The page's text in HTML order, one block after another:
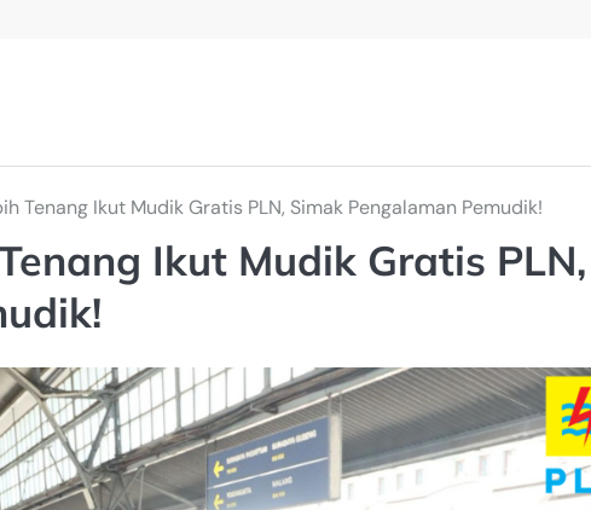
Tenang Ikut Mudik Gratis PLN, Simak Pengalaman Pemudik!
Ikut Mudik Gratis PLN,